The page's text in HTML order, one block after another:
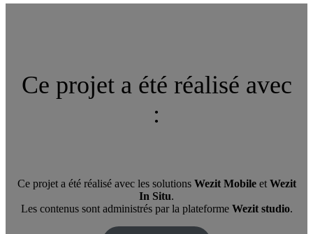
Ce projet a été réalisé avec
:
Ce projet a été réalisé avec les solutions Wezit Mobileet Wezit
In Situ.
Les contenus sont administrés par la plateforme Wezit studio.